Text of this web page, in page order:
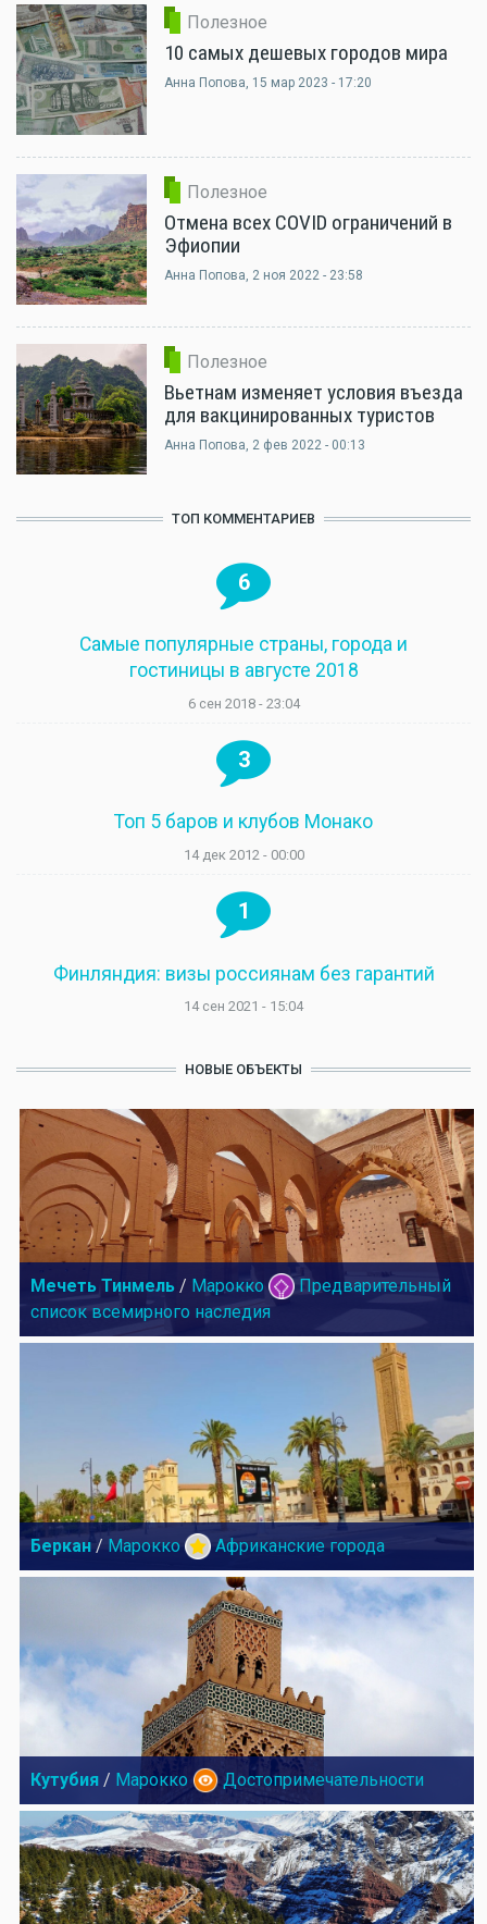
Полезное
10 самых дешевых городов мира
Анна Попова, 15 мар 2023 - 17:20
Полезное
Отмена всех COVID ограничений в
Эфиопии
Анна Попова, 2 ноя 2022 - 23:58
Полезное
Вьетнам изменяет условия въезда
для вакцинированных туристов
Анна Попова, 2 фев 2022 - 00:13
ТОП КОММЕНТАРИЕВ
6
Самые популярные страны, города и
гостиницы в августе 2018
6 сен 2018 - 23:04
3
Топ 5 баров и клубов Монако
14 дек 2012 - 00:00
1
Финляндия: визы россиянам без гарантий
14 сен 2021 - 15:04
НОВЫЕ ОБЪЕКТЫ
Мечеть Тинмель / Марокко
Предварительный
список всемирного наследия
Беркан / Марокко Африканские города
Кутубия / Марокко Достопримечательности